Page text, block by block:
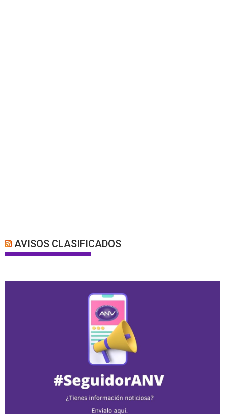
AVISOS CLASIFICADOS